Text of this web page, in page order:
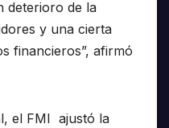
deterioro de la
y una cierta
financieros”, afirmó
el FMI ajustó la